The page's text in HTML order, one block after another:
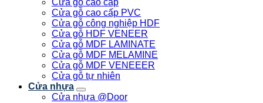
Cửa gỗ cao cấp PVC
Cửa gỗ công nghiệp HDF
Cửa gỗ HDF VENEER
Cửa gỗ MDF LAMINATE
Cửa gỗ MDF MELAMINE
Cửa gỗ MDF VENEEER
Cửa gỗ tự nhiên
Cửa nhựa
Cửa nhựa @Door